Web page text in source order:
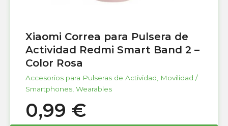
Xiaomi Correa para Pulsera de
Actividad Redmi Smart Band 2 –
Color Rosa
Accesorios para Pulseras de Actividad
Movilidad /
Smartphones Wearables
0,99 €